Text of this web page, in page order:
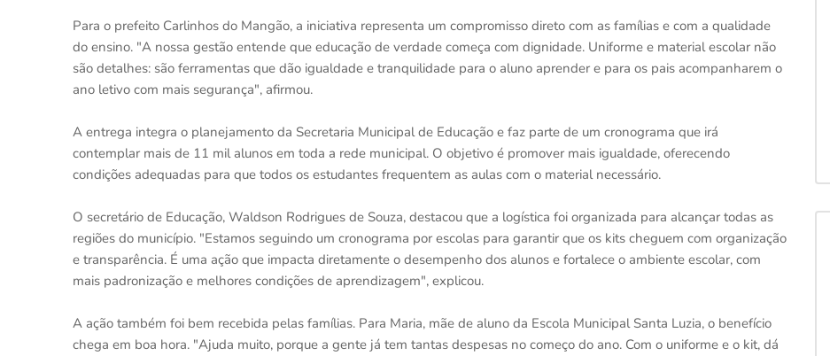
Para o prefeito Carlinhos do Mangão, a iniciativa representa um compromisso direto com as famílias e com a qualidade
do ensino. "A nossa gestão entende que educação de verdade começa com dignidade. Uniforme e material escolar não
são detalhes: são ferramentas que dão igualdade e tranquilidade para o aluno aprender e para os pais acompanharem o
ano letivo com mais segurança", afirmou.
A entrega integra o planejamento da Secretaria Municipal de Educação e faz parte de um cronograma que irá
contemplar mais de 11 mil alunos em toda a rede municipal. O objetivo é promover mais igualdade, oferecendo
condições adequadas para que todos os estudantes frequentem as aulas com o material necessário.
O secretário de Educação, Waldson Rodrigues de Souza, destacou que a logística foi organizada para alcançar todas as
regiões do município. "Estamos seguindo um cronograma por escolas para garantir que os kits cheguem com organização
e transparência. É uma ação que impacta diretamente o desempenho dos alunos e fortalece o ambiente escolar, com
mais padronização e melhores condições de aprendizagem", explicou.
A ação também foi bem recebida pelas famílias. Para Maria, mãe de aluno da Escola Municipal Santa Luzia, o benefício
chega em boa hora. "Ajuda muito, porque a gente já tem tantas despesas no começo do ano. Com o uniforme e o kit, dá